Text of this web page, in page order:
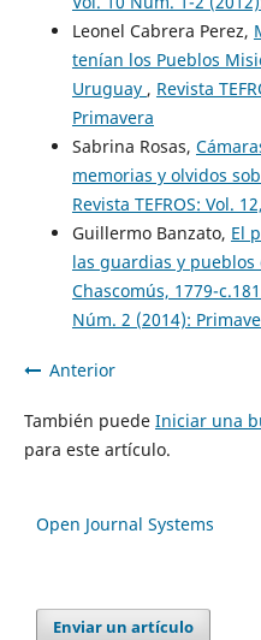
Leonel Cabrera Perez,
tenían los Pueblos
Uruguay , Revista
Primavera
Sabrina Rosas,
memorias y olvidos
Revista TEFROS: Vol.
Guillermo Banzato, El
las guardias y
Chascomús, 1779-
Núm. 2 (2014):
Anterior
También puede Iniciar una
para este artículo.
Open Journal Systems
Enviar un artículo